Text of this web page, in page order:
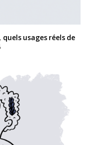
usages réels de